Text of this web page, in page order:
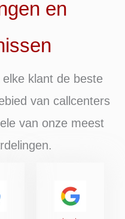
en
klant de beste
van callcenters
van onze meest